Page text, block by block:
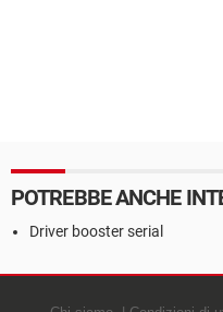
POTREBBE ANCHE
Driver booster serial